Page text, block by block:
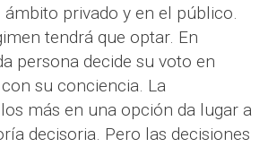
ámbito privado y en el público.
tendrá que optar. En
persona decide su voto en
su conciencia. La
más en una opción da lugar a
decisoria. Pero las decisiones